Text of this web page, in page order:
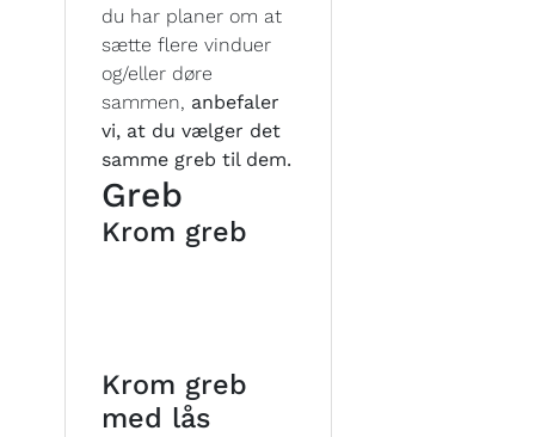
du har planer om at
sætte flere vinduer
og/eller døre
sammen, anbefaler
vi, at du vælger det
samme greb til dem.
Greb
Krom greb
Krom greb
med lås